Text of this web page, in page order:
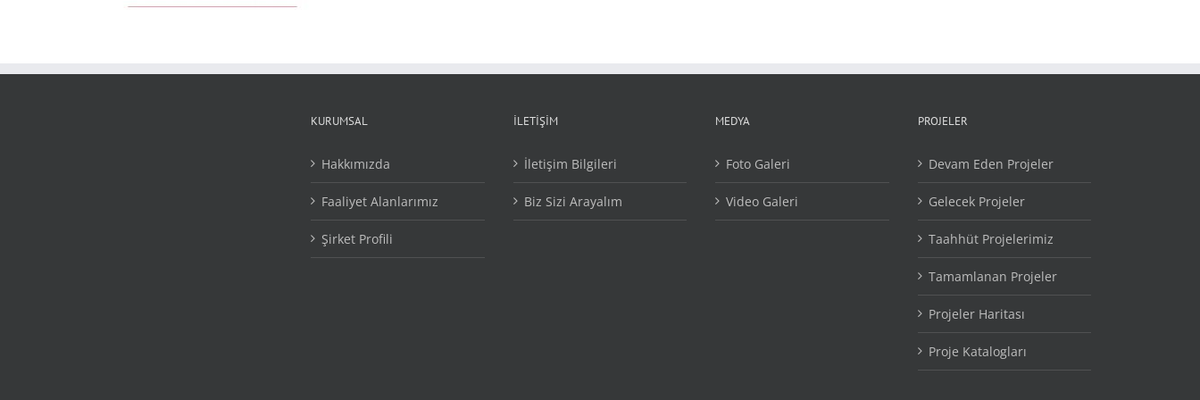
KURUMSAL
Hakkımızda
Faaliyet Alanlarımız
Şirket Profili
İLETİŞİM
İletişim Bilgileri
Biz Sizi Arayalım
MEDYA
Foto Galeri
Video Galeri
PROJELER
Devam Eden Projeler
Gelecek Projeler
Taahhüt Projelerimiz
Tamamlanan Projeler
Projeler Haritası
Proje Katalogları